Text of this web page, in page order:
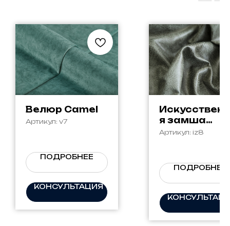
Велюр Camel
Артикул: v7
ПОДРОБНЕЕ
КОНСУЛЬТАЦИЯ
я замша
Natura
Артикул: iz8
ПОДРОБНЕЕ